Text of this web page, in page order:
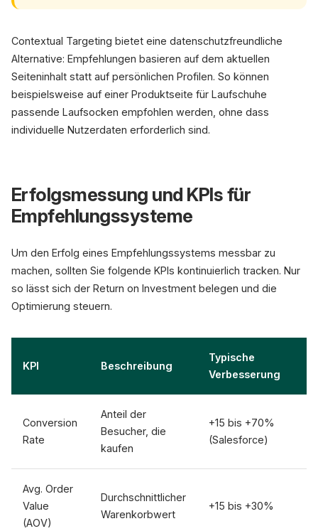
Contextual Targeting bietet eine datenschutzfreundliche
Alternative: Empfehlungen basieren auf dem aktuellen
Seiteninhalt statt auf persönlichen Profilen. So können
beispielsweise auf einer Produktseite für Laufschuhe
passende Laufsocken empfohlen werden, ohne dass
individuelle Nutzerdaten erforderlich sind.
Erfolgsmessung und KPIs für
Empfehlungssysteme
Um den Erfolg eines Empfehlungssystems messbar zu
machen, sollten Sie folgende KPIs kontinuierlich tracken. Nur
so lässt sich der Return on Investment belegen und die
Optimierung steuern.
KPI Beschreibung
Typische
Verbesserung
Conversion
Rate
Anteil der
Besucher, die
kaufen
+15 bis +70%
(Salesforce)
Avg. Order
Value
(AOV)
Durchschnittlicher
Warenkorbwert
+15 bis +30%